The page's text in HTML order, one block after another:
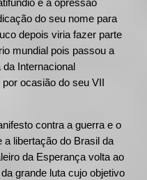
e a opressão
do seu nome para
depois viria fazer parte
mundial pois passou a
Internacional
ocasião do seu VII
contra a guerra e o
a libertação do Brasil da
da Esperança volta ao
grande luta cujo objetivo